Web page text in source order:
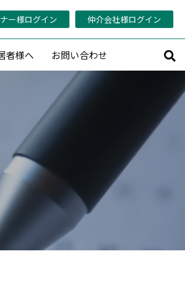
ー様ログイン 仲介会社様ログイン
その他
管理対象エリア
当社の稼働率の考え方
管理オーナー様専用ページ
認定管理会社「AMO®」
メールマガジン会員募集
賃料査定・売却査定・購入相談
収益物件売買情報リクエスト
者様へ お問い合わせ